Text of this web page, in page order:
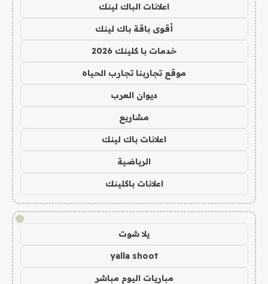
اعلانات الباك لينك
أقوى باقة باك لينك
خدمات با كلينك 2026
موقع تجاربنا تجارب الحياه
ديوان العرب
مشاريع
اعلانات باك لينك
الرياضية
اعلانات باكلينك
!
يلا شوت
yalla shoot
مباريات اليوم مباشر